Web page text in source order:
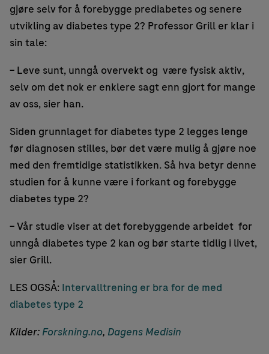
gjøre selv for å forebygge prediabetes og senere
utvikling av diabetes type 2? Professor Grill er klar i
sin tale:
– Leve sunt, unngå overvekt og være fysisk aktiv,
selv om det nok er enklere sagt enn gjort for mange
av oss, sier han.
Siden grunnlaget for diabetes type 2 legges lenge
før diagnosen stilles, bør det være mulig å gjøre noe
med den fremtidige statistikken. Så hva betyr denne
studien for å kunne være i forkant og forebygge
diabetes type 2?
– Vår studie viser at det forebyggende arbeidet for
unngå diabetes type 2 kan og bør starte tidlig i livet,
sier Grill.
LES OGSÅ: Intervalltrening er bra for de med
diabetes type 2
Kilder: Forskning.no, Dagens Medisin